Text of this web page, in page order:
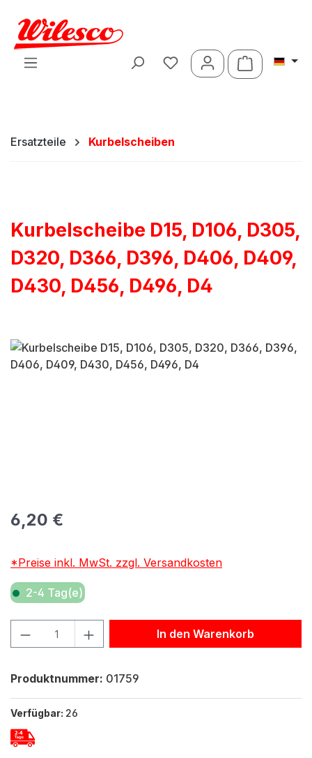
Zum Hauptinhalt springen
Ersatzteile Kurbelscheiben
Kurbelscheibe D15, D106, D305,
D320, D366, D396, D406, D409,
D430, D456, D496, D4
Bildergalerie überspringen
Regulärer Preis:
6,20 €
*Preise inkl. MwSt. zzgl. Versandkosten
2-4 Tag(e)
Produkt Anzahl: Gib den gewünschten Wert ein oder
In den Warenkorb
Produktnummer: 01759
Verfügbar: 26